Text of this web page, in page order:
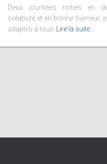
Deux journées riches en
créativité et en bonne humeur,
adaptés à tous
Lire la suite…